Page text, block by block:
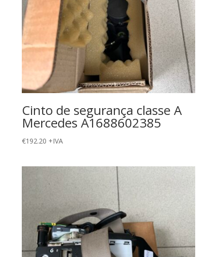
Cinto de segurança classe A
Mercedes A1688602385
€192.20 +IVA